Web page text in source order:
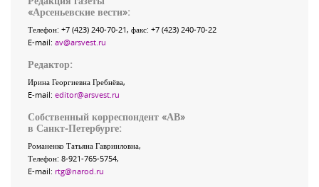
«Арсеньевские вести»:
Телефон: +7 (423) 240-70-21, факс: +7 (423) 240-70-22
E-mail: av@arsvest.ru
Редактор:
Ирина Георгиевна Гребнёва,
E-mail: editor@arsvest.ru
Собственный корреспондент «АВ»
в Санкт-Петербурге:
Романенко Татьяна Гаврииловна,
Телефон: 8-921-765-5754,
E-mail: rtg@narod.ru